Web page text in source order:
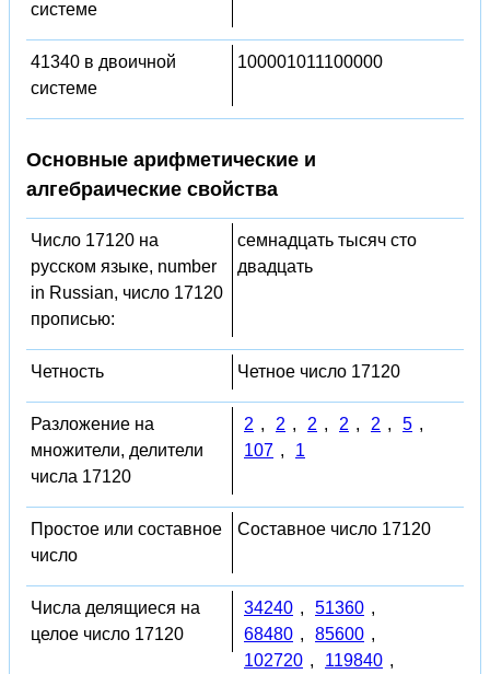
системе
41340 в двоичной
системе
100001011100000
Основные арифметические и
алгебраические свойства
Число 17120 на
русском языке, number
in Russian, число 17120
прописью:
семнадцать тысяч сто
двадцать
Четность Четное число 17120
Разложение на
множители, делители
числа 17120
2 , 2 , 2 , 2 , 2 , 5 ,
107 , 1
Простое или составное
число
Составное число 17120
Числа делящиеся на
целое число 17120
34240 , 51360 ,
68480 , 85600 ,
102720 , 119840 ,